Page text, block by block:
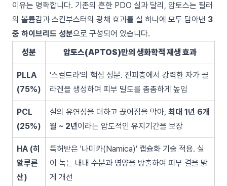
이유는 명확합니다. 기존의 흔한 PDO 실과 달리, 압토스는 필러
의 볼륨감과 스킨부스터의 광채 효과를 실 하나에 모두 담아낸 3
중 하이브리드 성분으로 구성되어 있습니다.
성분
압토스(APTOS)만의 생화학적 재생 효과
PLLA
(75%)
'스컬트라'의 핵심 성분. 진피층에서 강력한 자가 콜
라겐을 생성하여 피부 밀도를 촘촘하게 높임
PCL
(25%)
실의 유연성을 더하고 끊어짐을 막아, 최대 1년 6개
월 ~ 2년이라는 압도적인 유지기간을 보장
HA (히
알루론
산)
특허받은 '나미카(Namica)' 캡슐화 기술 적용. 실
이 녹는 내내 수분과 영양을 방출하여 피부 결을 맑
게 개선